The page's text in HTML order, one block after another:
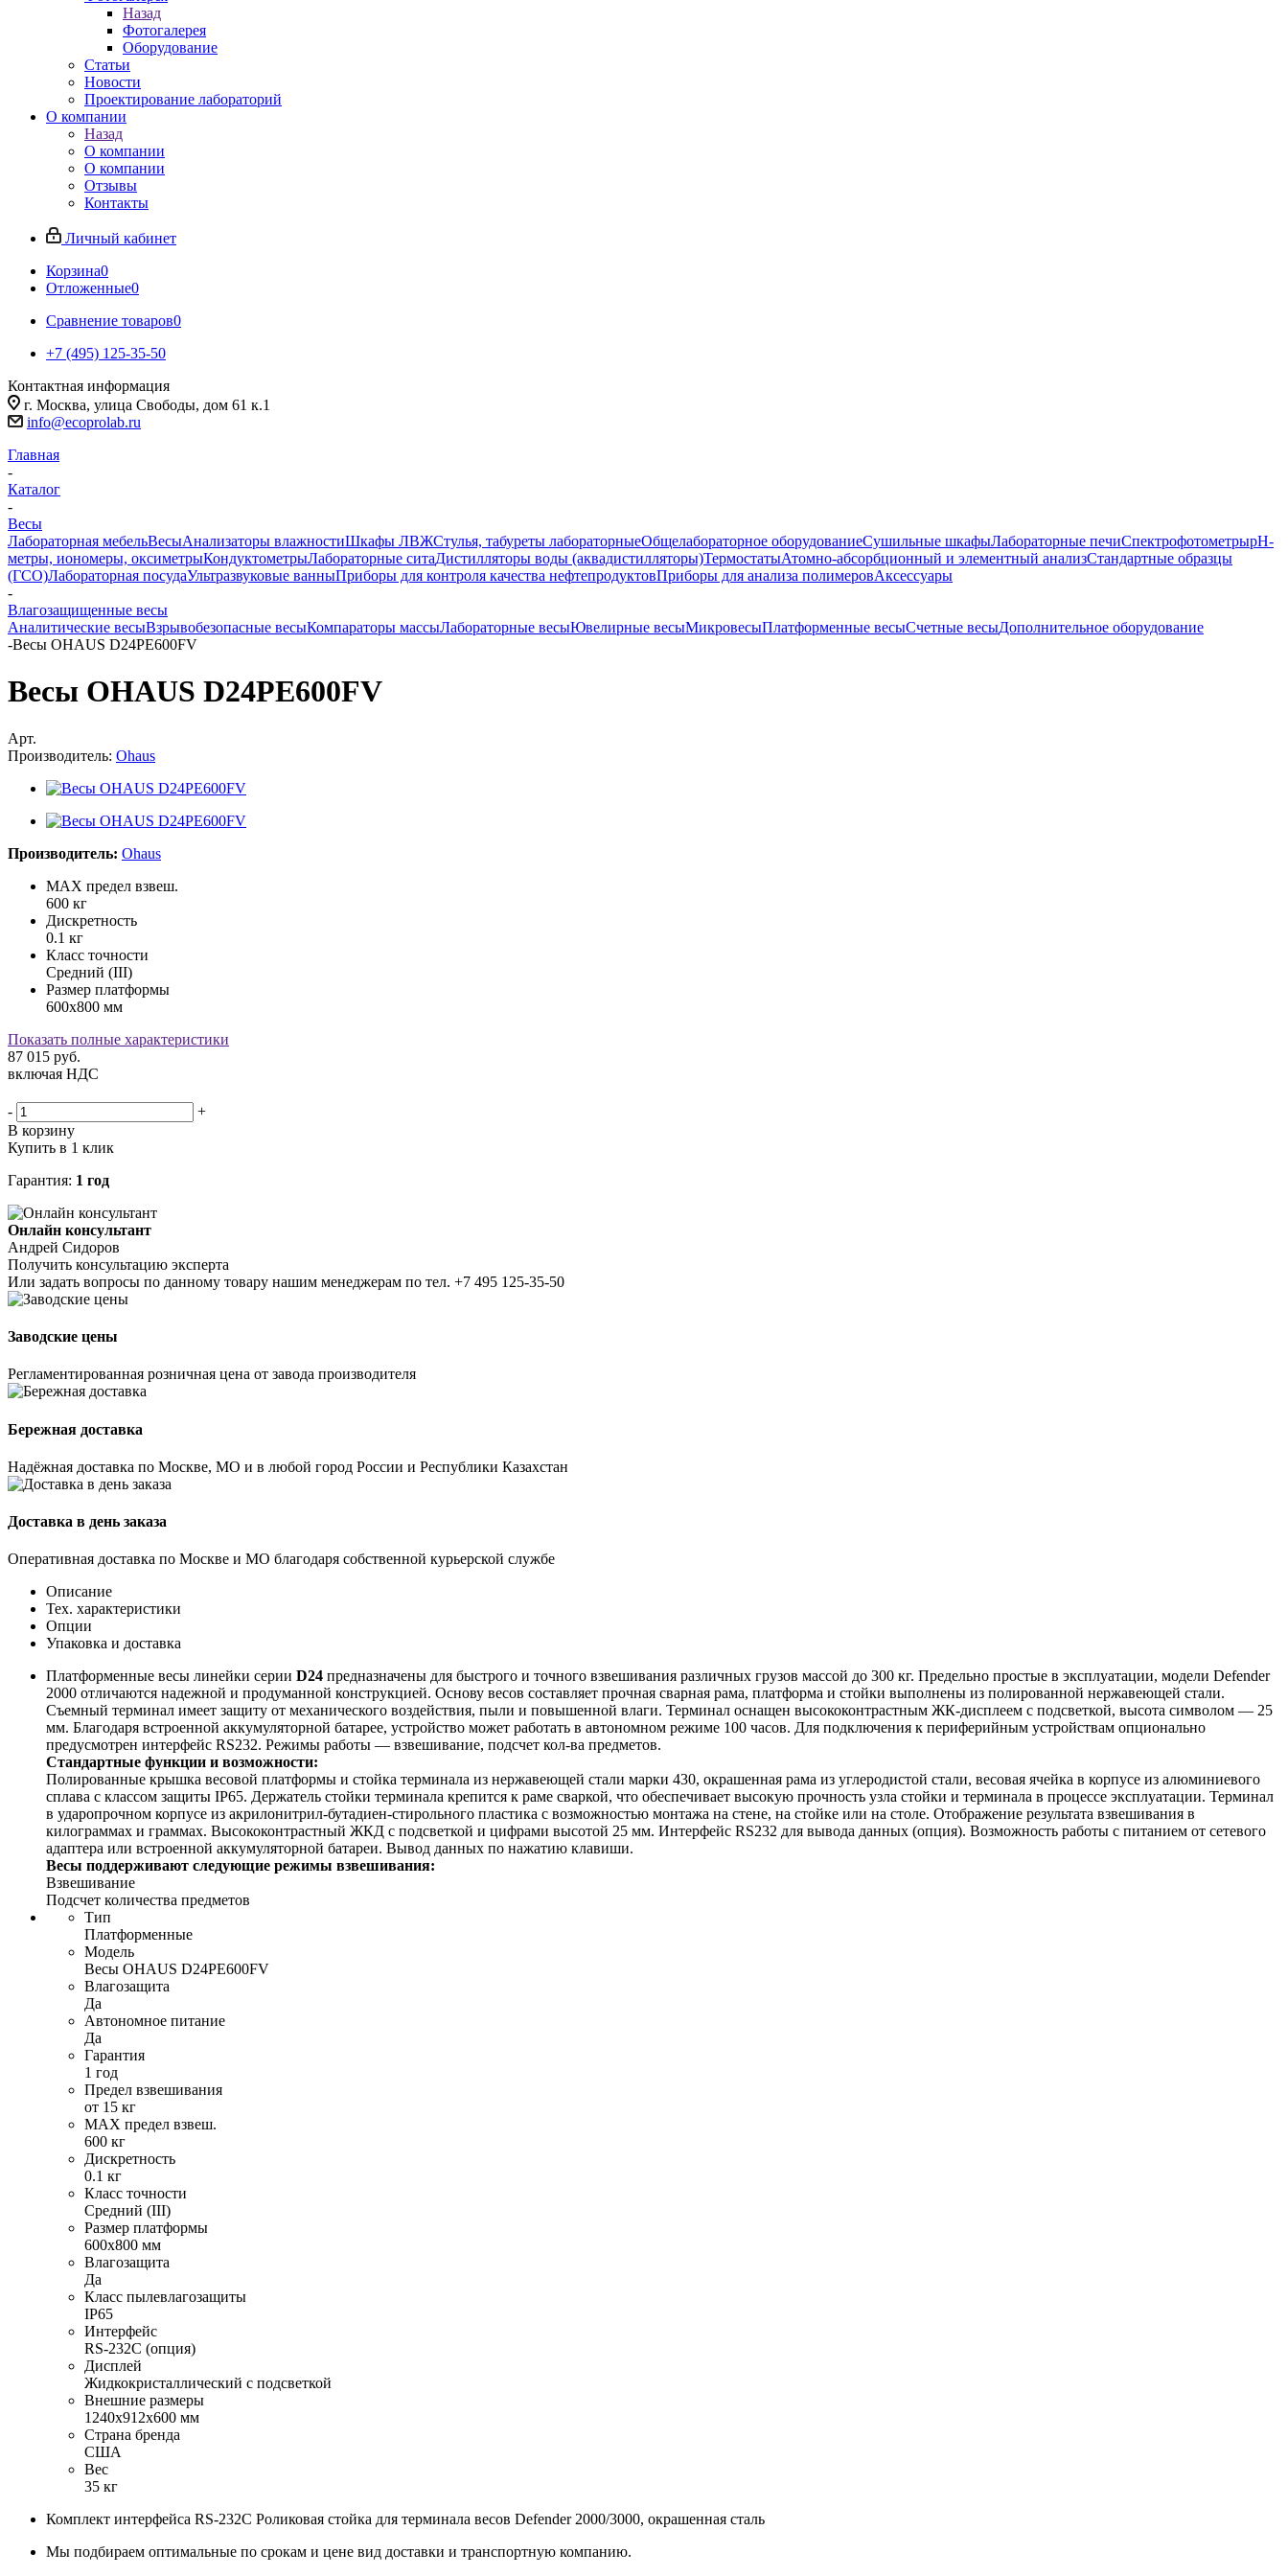
Назад
Фотогалерея
Оборудование
Статьи
Новости
Проектирование лабораторий
О компании
Назад
О компании
О компании
Отзывы
Контакты
Личный кабинет
Корзина0
Отложенные0
Сравнение товаров0
+7 (495) 125-35-50
Контактная информация
г. Москва, улица Свободы, дом 61 к.1
info@ecoprolab.ru
Главная
-
Каталог
-
Весы
Лабораторная мебельВесыАнализаторы влажностиШкафы ЛВЖСтулья, табуреты лабораторныеОбщелабораторное оборудованиеСушильные шкафыЛабораторные печиСпектрофотометрыpH-
метры, иономеры, оксиметрыКондуктометрыЛабораторные ситаДистилляторы воды (аквадистилляторы)ТермостатыАтомно-абсорбционный и элементный анализСтандартные образцы
(ГСО)Лабораторная посудаУльтразвуковые ванныПриборы для контроля качества нефтепродуктовПриборы для анализа полимеровАксессуары
-
Влагозащищенные весы
Аналитические весыВзрывобезопасные весыКомпараторы массыЛабораторные весыЮвелирные весыМикровесыПлатформенные весыСчетные весыДополнительное оборудование
-Весы OHAUS D24PE600FV
Весы OHAUS D24PE600FV
Арт.
Производитель: Ohaus
Производитель: Ohaus
MAX предел взвеш.
600 кг
Дискретность
0.1 кг
Класс точности
Средний (III)
Размер платформы
600х800 мм
Показать полные характеристики
87 015 руб.
включая НДС
-
+
В корзину
Купить в 1 клик
Гарантия: 1 год
Онлайн консультант
Андрей Сидоров
Получить консультацию эксперта
Или задать вопросы по данному товару нашим менеджерам по тел. +7 495 125-35-50
Заводские цены
Регламентированная розничная цена от завода производителя
Бережная доставка
Надёжная доставка по Москве, МО и в любой город России и Республики Казахстан
Доставка в день заказа
Оперативная доставка по Москве и МО благодаря собственной курьерской службе
Описание
Тех. характеристики
Опции
Упаковка и доставка
Платформенные весы линейки серии D24 предназначены для быстрого и точного взвешивания различных грузов массой до 300 кг. Предельно простые в эксплуатации, модели Defender
2000 отличаются надежной и продуманной конструкцией. Основу весов составляет прочная сварная рама, платформа и стойки выполнены из полированной нержавеющей стали.
Съемный терминал имеет защиту от механического воздействия, пыли и повышенной влаги. Терминал оснащен высококонтрастным ЖК-дисплеем с подсветкой, высота символом — 25
мм. Благодаря встроенной аккумуляторной батарее, устройство может работать в автономном режиме 100 часов. Для подключения к периферийным устройствам опционально
предусмотрен интерфейс RS232. Режимы работы — взвешивание, подсчет кол-ва предметов.
Стандартные функции и возможности:
Полированные крышка весовой платформы и стойка терминала из нержавеющей стали марки 430, окрашенная рама из углеродистой стали, весовая ячейка в корпусе из алюминиевого
сплава с классом защиты IP65. Держатель стойки терминала крепится к раме сваркой, что обеспечивает высокую прочность узла стойки и терминала в процессе эксплуатации. Терминал
в ударопрочном корпусе из акрилонитрил-бутадиен-стирольного пластика с возможностью монтажа на стене, на стойке или на столе. Отображение результата взвешивания в
килограммах и граммах. Высококонтрастный ЖКД с подсветкой и цифрами высотой 25 мм. Интерфейс RS232 для вывода данных (опция). Возможность работы с питанием от сетевого
адаптера или встроенной аккумуляторной батареи. Вывод данных по нажатию клавиши.
Весы поддерживают следующие режимы взвешивания:
Взвешивание
Подсчет количества предметов
Тип
Платформенные
Модель
Весы OHAUS D24PE600FV
Влагозащита
Да
Автономное питание
Да
Гарантия
1 год
Предел взвешивания
от 15 кг
MAX предел взвеш.
600 кг
Дискретность
0.1 кг
Класс точности
Средний (III)
Размер платформы
600х800 мм
Влагозащита
Да
Класс пылевлагозащиты
IP65
Интерфейс
RS-232C (опция)
Дисплей
Жидкокристаллический с подсветкой
Внешние размеры
1240х912х600 мм
Страна бренда
США
Вес
35 кг
Комплект интерфейса RS-232C Роликовая стойка для терминала весов Defender 2000/3000, окрашенная сталь
Мы подбираем оптимальные по срокам и цене вид доставки и транспортную компанию.